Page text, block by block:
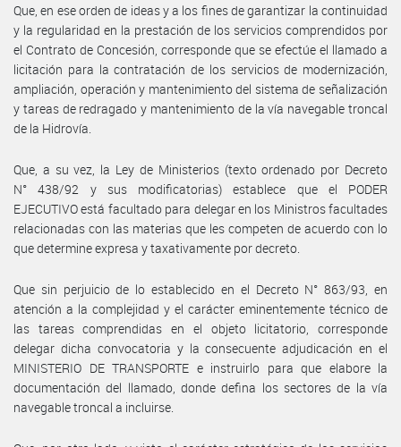
Que, en ese orden de ideas y a los fines de garantizar la continuidad
y la regularidad en la prestación de los servicios comprendidos por
el Contrato de Concesión, corresponde que se efectúe el llamado a
licitación para la contratación de los servicios de modernización,
ampliación, operación y mantenimiento del sistema de señalización
y tareas de redragado y mantenimiento de la vía navegable troncal
de la Hidrovía.
Que, a su vez, la Ley de Ministerios (texto ordenado por Decreto
N° 438/92 y sus modificatorias) establece que el PODER
EJECUTIVO está facultado para delegar en los Ministros facultades
relacionadas con las materias que les competen de acuerdo con lo
que determine expresa y taxativamente por decreto.
Que sin perjuicio de lo establecido en el Decreto N° 863/93, en
atención a la complejidad y el carácter eminentemente técnico de
las tareas comprendidas en el objeto licitatorio, corresponde
delegar dicha convocatoria y la consecuente adjudicación en el
MINISTERIO DE TRANSPORTE e instruirlo para que elabore la
documentación del llamado, donde defina los sectores de la vía
navegable troncal a incluirse.